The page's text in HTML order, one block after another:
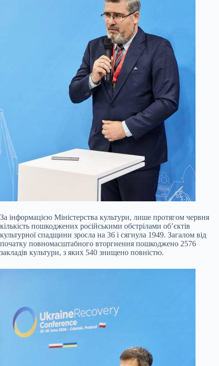
За інформацією Міністерства культури, лише протягом червня
кількість пошкоджених російськими обстрілами об’єктів
культурної спадщини зросла на 36 і сягнула 1949. Загалом від
початку повномасштабного вторгнення пошкоджено 2576
закладів культури, з яких 540 знищено повністю.